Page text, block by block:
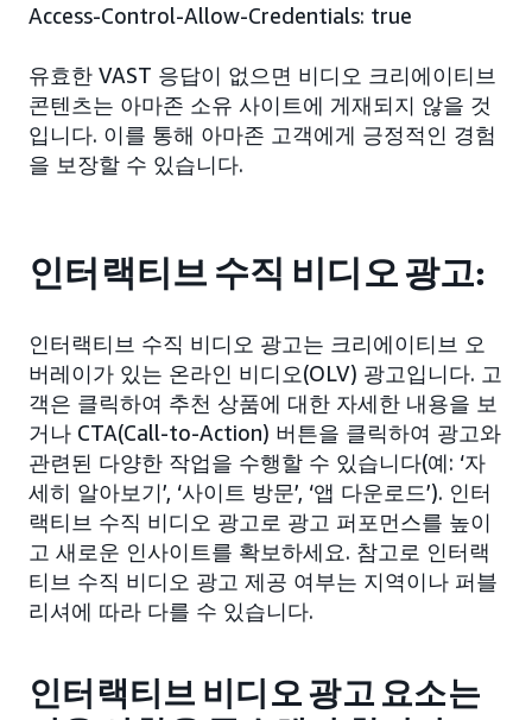
Access-Control-Allow-Credentials: true
유효한 VAST 응답이 없으면 비디오 크리에이티브
콘텐츠는 아마존 소유 사이트에 게재되지 않을 것
입니다. 이를 통해 아마존 고객에게 긍정적인 경험
을 보장할 수 있습니다.
인터랙티브 수직 비디오 광고:
인터랙티브 수직 비디오 광고는 크리에이티브 오
버레이가 있는 온라인 비디오(OLV) 광고입니다. 고
객은 클릭하여 추천 상품에 대한 자세한 내용을 보
거나 CTA(Call-to-Action) 버튼을 클릭하여 광고와
관련된 다양한 작업을 수행할 수 있습니다(예: ‘자
세히 알아보기’, ‘사이트 방문’, ‘앱 다운로드’). 인터
랙티브 수직 비디오 광고로 광고 퍼포먼스를 높이
고 새로운 인사이트를 확보하세요. 참고로 인터랙
티브 수직 비디오 광고 제공 여부는 지역이나 퍼블
리셔에 따라 다를 수 있습니다.
인터랙티브 비디오 광고 요소는